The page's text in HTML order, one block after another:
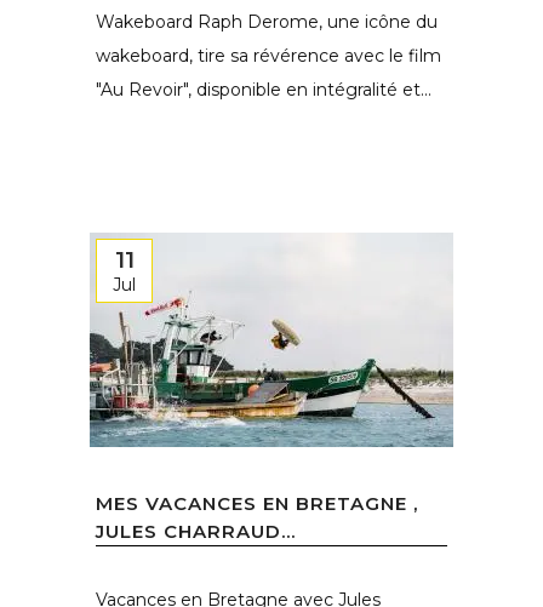
Wakeboard Raph Derome, une icône du
wakeboard, tire sa révérence avec le film
"Au Revoir", disponible en intégralité et...
11
Jul
MES VACANCES EN BRETAGNE ,
JULES CHARRAUD...
Vacances en Bretagne avec Jules